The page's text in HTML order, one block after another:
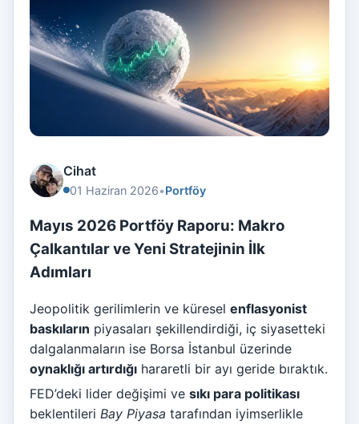
Cihat
01 Haziran 2026•Portföy
Mayıs 2026 Portföy Raporu: Makro
Çalkantılar ve Yeni Stratejinin İlk
Adımları
Jeopolitik gerilimlerin ve küresel enflasyonist
baskıların piyasaları şekillendirdiği, iç siyasetteki
dalgalanmaların ise Borsa İstanbul üzerinde
oynaklığı artırdığı hararetli bir ayı geride bıraktık.
FED’deki lider değişimi ve sıkı para politikası
beklentileri Bay Piyasa tarafından iyimserlikle